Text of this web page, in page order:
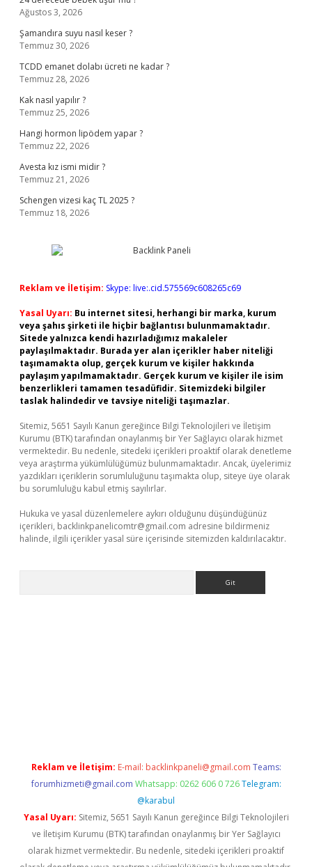
Ağustos 3, 2026
Şamandıra suyu nasıl keser ?
Temmuz 30, 2026
TCDD emanet dolabı ücreti ne kadar ?
Temmuz 28, 2026
Kak nasıl yapılır ?
Temmuz 25, 2026
Hangi hormon lipödem yapar ?
Temmuz 22, 2026
Avesta kız ismi midir ?
Temmuz 21, 2026
Schengen vizesi kaç TL 2025 ?
Temmuz 18, 2026
Reklam ve İletişim: Skype: live:.cid.575569c608265c69
Yasal Uyarı: Bu internet sitesi, herhangi bir marka, kurum
veya şahıs şirketi ile hiçbir bağlantısı bulunmamaktadır.
Sitede yalnızca kendi hazırladığımız makaleler
paylaşılmaktadır. Burada yer alan içerikler haber niteliği
taşımamakta olup, gerçek kurum ve kişiler hakkında
paylaşım yapılmamaktadır. Gerçek kurum ve kişiler ile isim
benzerlikleri tamamen tesadüfidir. Sitemizdeki bilgiler
taslak halindedir ve tavsiye niteliği taşımazlar.
Sitemiz, 5651 Sayılı Kanun gereğince Bilgi Teknolojileri ve İletişim
Kurumu (BTK) tarafından onaylanmış bir Yer Sağlayıcı olarak hizmet
vermektedir. Bu nedenle, sitedeki içerikleri proaktif olarak denetleme
veya araştırma yükümlülüğümüz bulunmamaktadır. Ancak, üyelerimiz
yazdıkları içeriklerin sorumluluğunu taşımakta olup, siteye üye olarak
bu sorumluluğu kabul etmiş sayılırlar.
Hukuka ve yasal düzenlemelere aykırı olduğunu düşündüğünüz
içerikleri, backlinkpanelicomtr@gmail.com adresine bildirmeniz
halinde, ilgili içerikler yasal süre içerisinde sitemizden kaldırılacaktır.
Reklam ve İletişim: E-mail: backlinkpaneli@gmail.com Teams:
forumhizmeti@gmail.com Whatsapp: 0262 606 0 726 Telegram:
@karabul
Yasal Uyarı: Sitemiz, 5651 Sayılı Kanun gereğince Bilgi Teknolojileri
ve İletişim Kurumu (BTK) tarafından onaylanmış bir Yer Sağlayıcı
olarak hizmet vermektedir. Bu nedenle, sitedeki içerikleri proaktif